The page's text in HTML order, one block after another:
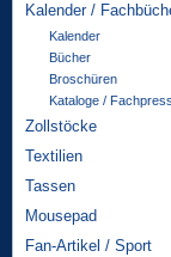
Kalender /
Kalender
Bücher
Broschüren
Kataloge /
Zollstöcke
Textilien
Tassen
Mousepad
Fan-Artikel / Sport